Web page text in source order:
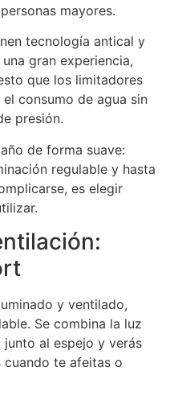
mayores.
tecnología antical y
gran experiencia,
que los limitadores
consumo de agua sin
presión.
de forma suave:
regulable y hasta
es elegir
y ventilado,
Se combina la luz
al espejo y verás
cuando te afeitas o